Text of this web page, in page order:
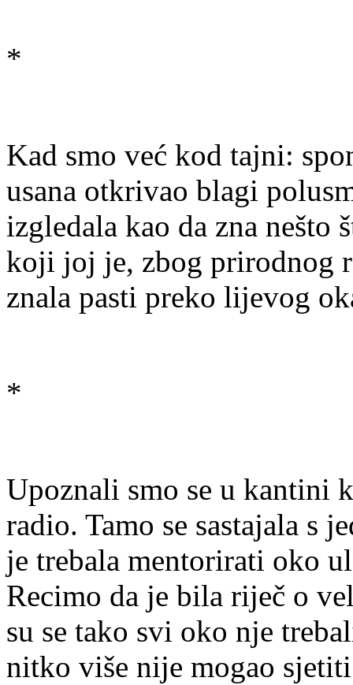
*
Kad smo već kod tajni:
usana otkrivao blagi
izgledala kao da zna nešto
koji joj je, zbog prirodnog
znala pasti preko lijevog
*
Upoznali smo se u kantini
radio. Tamo se sastajala s
je trebala mentorirati oko
Recimo da je bila riječ o
su se tako svi oko nje
nitko više nije mogao